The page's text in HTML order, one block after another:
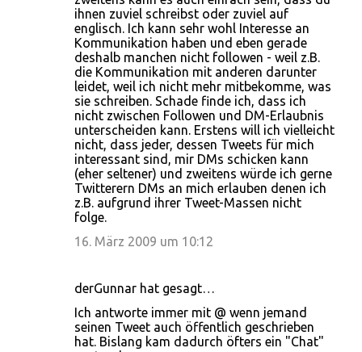
ihnen zuviel schreibst oder zuviel auf
englisch. Ich kann sehr wohl Interesse an
Kommunikation haben und eben gerade
deshalb manchen nicht followen - weil z.B.
die Kommunikation mit anderen darunter
leidet, weil ich nicht mehr mitbekomme, was
sie schreiben. Schade finde ich, dass ich
nicht zwischen Followen und DM-Erlaubnis
unterscheiden kann. Erstens will ich vielleicht
nicht, dass jeder, dessen Tweets für mich
interessant sind, mir DMs schicken kann
(eher seltener) und zweitens würde ich gerne
Twitterern DMs an mich erlauben denen ich
z.B. aufgrund ihrer Tweet-Massen nicht
folge.
16. März 2009 um 10:12
derGunnar hat gesagt…
Ich antworte immer mit @ wenn jemand
seinen Tweet auch öffentlich geschrieben
hat. Bislang kam dadurch öfters ein "Chat"